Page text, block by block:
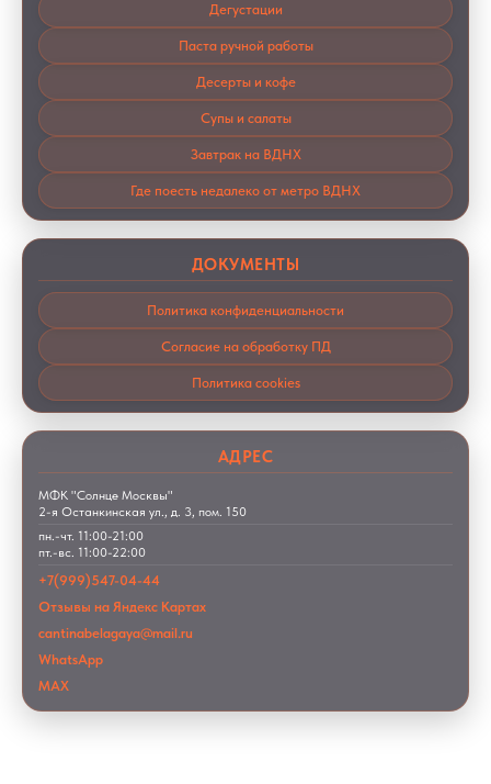
Дегустации
Паста ручной работы
Десерты и кофе
Супы и салаты
Завтрак на ВДНХ
Где поесть недалеко от метро ВДНХ
ДОКУМЕНТЫ
Политика конфиденциальности
Согласие на обработку ПД
Политика cookies
АДРЕС
МФК "Солнце Москвы"
2-я Останкинская ул., д. 3, пом. 150
пн.-чт. 11:00-21:00
пт.-вс. 11:00-22:00
+7(999)547-04-44
Отзывы на Яндекс Картах
cantinabelagaya@mail.ru
WhatsApp
MAX